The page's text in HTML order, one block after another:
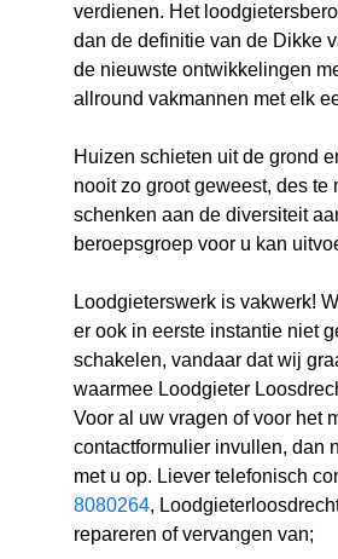
verdienen. Het
dan de definitie van de Dikke
de nieuwste ontwikkelingen
allround vakmannen met elk
Huizen schieten uit de grond
nooit zo groot geweest, des te
schenken aan de diversiteit
beroepsgroep voor u kan
Loodgieterswerk is vakwerk!
er ook in eerste instantie niet
schakelen, vandaar dat wij
waarmee Loodgieter
Voor al uw vragen of voor het
contactformulier invullen, dan
met u op. Liever telefonisch
8080264,
repareren of vervangen van;